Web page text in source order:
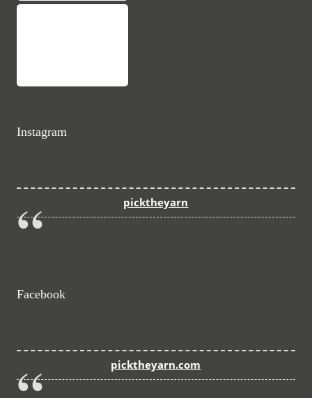
Instagram
picktheyarn
Facebook
picktheyarn.com